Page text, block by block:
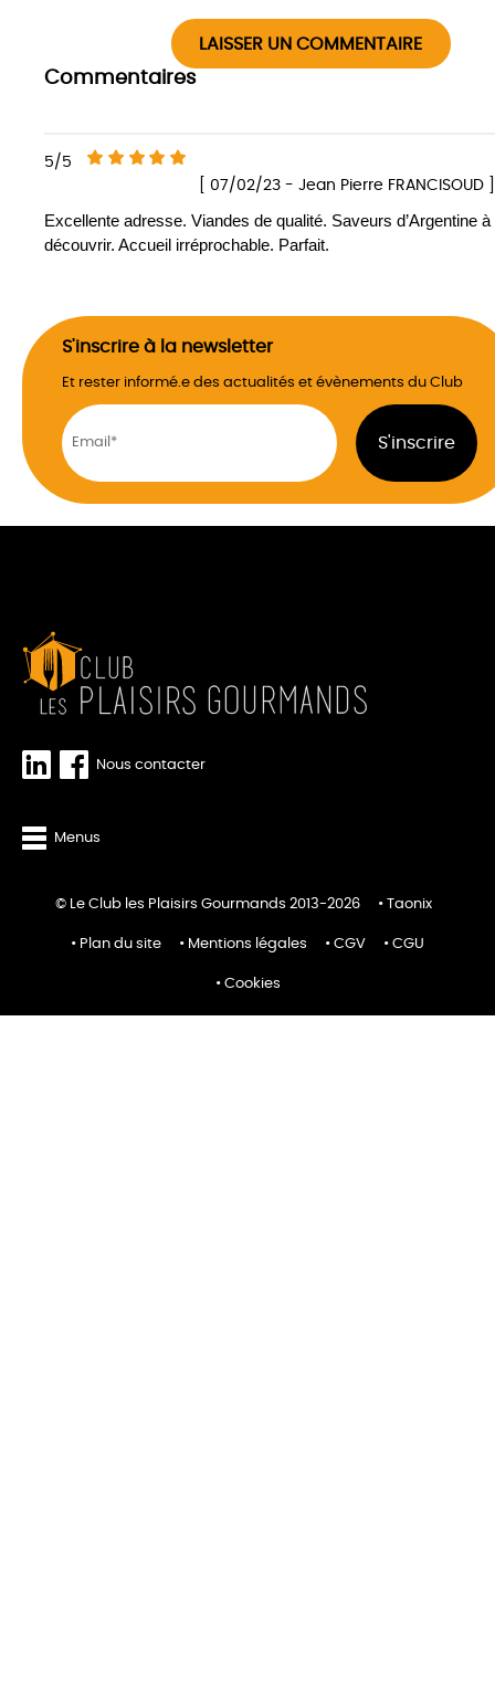
LAISSER UN COMMENTAIRE
Commentaires
5/5
[ 07/02/23 - Jean Pierre FRANCISOUD ]
Excellente adresse. Viandes de qualité. Saveurs d’Argentine à
découvrir. Accueil irréprochable. Parfait.
S'inscrire à la newsletter
Et rester informé.e des actualités et évènements du Club
Nous contacter
Menus
© Le Club les Plaisirs Gourmands 2013-2026 Taonix
Plan du site Mentions légales CGV CGU
Cookies